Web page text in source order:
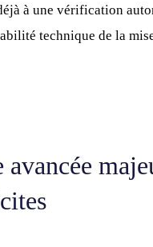
à une vérification
technique de la